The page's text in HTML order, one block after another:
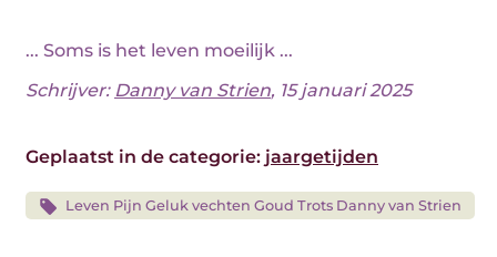
... Soms is het leven moeilijk ...
Schrijver: Danny van Strien, 15 januari 2025
Geplaatst in de categorie: jaargetijden
Leven Pijn Geluk vechten Goud Trots Danny van Strien